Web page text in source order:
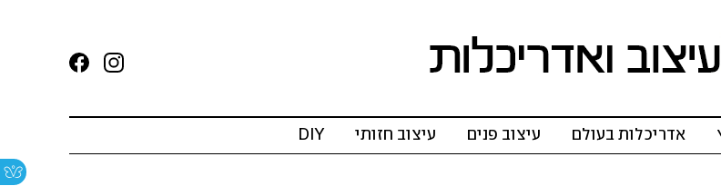
אדריכלות בעולם עיצוב פנים עיצוב חזותי DIY